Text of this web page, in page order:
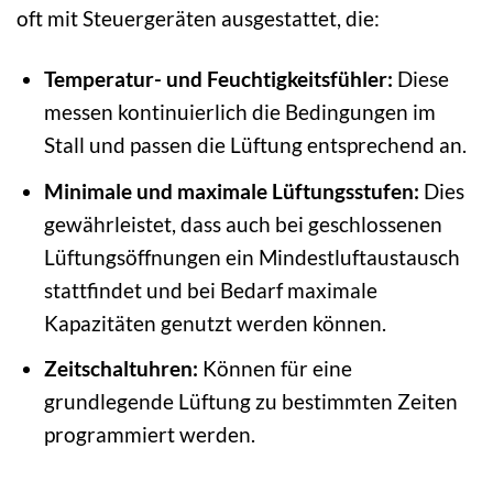
oft mit Steuergeräten ausgestattet, die:
Temperatur- und Feuchtigkeitsfühler: Diese
messen kontinuierlich die Bedingungen im
Stall und passen die Lüftung entsprechend an.
Minimale und maximale Lüftungsstufen: Dies
gewährleistet, dass auch bei geschlossenen
Lüftungsöffnungen ein Mindestluftaustausch
stattfindet und bei Bedarf maximale
Kapazitäten genutzt werden können.
Zeitschaltuhren: Können für eine
grundlegende Lüftung zu bestimmten Zeiten
programmiert werden.